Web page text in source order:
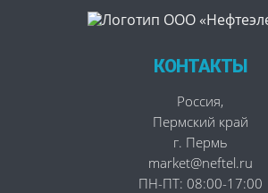
КОНТАКТЫ
Россия,
Пермский край
г. Пермь
market@neftel.ru
ПН-ПТ: 08:00-17:00